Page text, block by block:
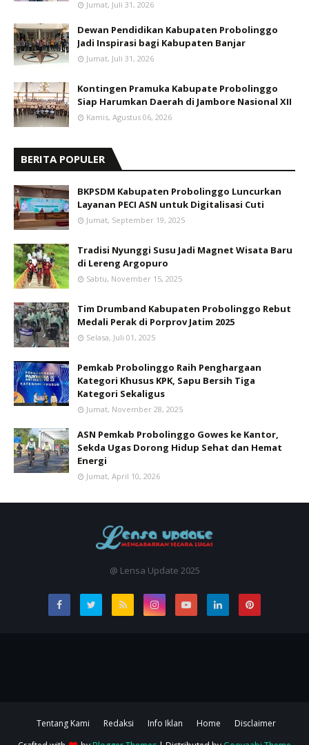
Jumat, Juli 31, 2026
Dewan Pendidikan Kabupaten Probolinggo
Jadi Inspirasi bagi Kabupaten Banjar
Jumat, Juli 31, 2026
Kontingen Pramuka Kabupate Probolinggo
Siap Harumkan Daerah di Jambore Nasional XII
Kamis, Agustus 06, 2026
BERITA POPULER
BKPSDM Kabupaten Probolinggo Luncurkan
Layanan PECI ASN untuk Digitalisasi Cuti
Jumat, September 19, 2025
Tradisi Nyunggi Susu Jadi Magnet Wisata Baru
di Lereng Argopuro
Sabtu, November 15, 2025
Tim Drumband Kabupaten Probolinggo Rebut
Medali Perak di Porprov Jatim 2025
Selasa, Juli 01, 2025
Pemkab Probolinggo Raih Penghargaan
Kategori Khusus KPK, Sapu Bersih Tiga
Kategori Sekaligus
Jumat, November 28, 2025
ASN Pemkab Probolinggo Gowes ke Kantor,
Sekda Ugas Dorong Hidup Sehat dan Hemat
Energi
Jumat, April 10, 2026
@ Lensa Update 2025
Tentang Kami Redaksi Info Iklan Home
Disclaimer